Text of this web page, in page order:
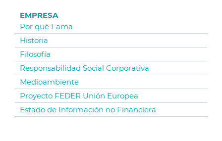
EMPRESA
Por qué Fama
Historia
Filosofía
Responsabilidad Social Corporativa
Medioambiente
Proyecto FEDER Unión Europea
Estado de Información no Financiera